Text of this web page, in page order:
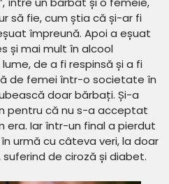
să fie, cum știa că și-ar fi
împreună. Apoi a eșuat
și mai mult în alcool
de a fi respinsă și a fi
de femei într-o societate în
doar bărbați. Și-a
pentru că nu s-a acceptat
era. Iar într-un final a pierdut
urmă cu câteva veri, la doar
de ciroză și diabet.